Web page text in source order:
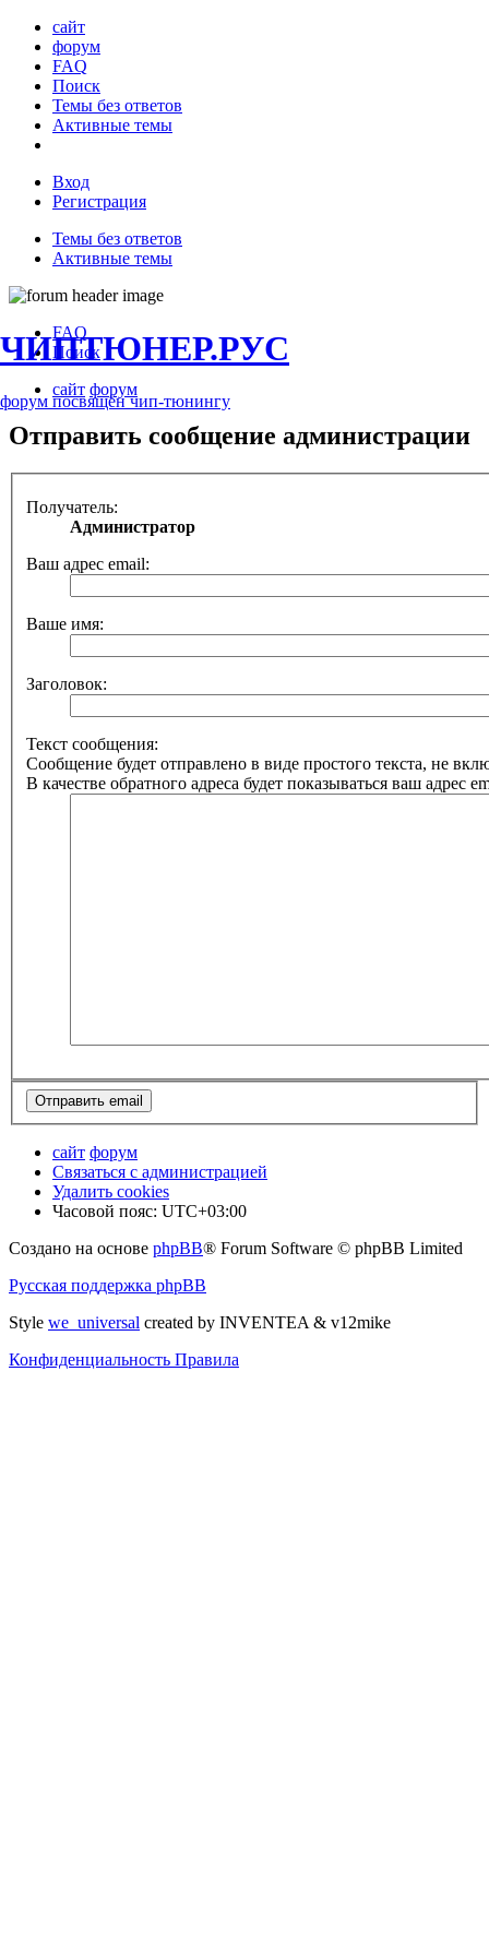
сайт
форум
FAQ
Поиск
Темы без ответов
Активные темы
Вход
Регистрация
Темы без ответов
Активные темы
ЧИПТЮНЕР.РУС
форум посвящён чип-тюнингу
FAQ
Поиск
сайт форум
Отправить сообщение администрации
Получатель:
Администратор
Ваш адрес email:
Ваше имя:
Заголовок:
Текст сообщения:
Сообщение будет отправлено в виде простого текста, не
В качестве обратного адреса будет показываться ваш адрес
сайт форум
Связаться с администрацией
Удалить cookies
Часовой пояс: UTC+03:00
Создано на основе phpBB® Forum Software © phpBB Limited
Русская поддержка phpBB
Style we_universal created by INVENTEA & v12mike
Конфиденциальность Правила